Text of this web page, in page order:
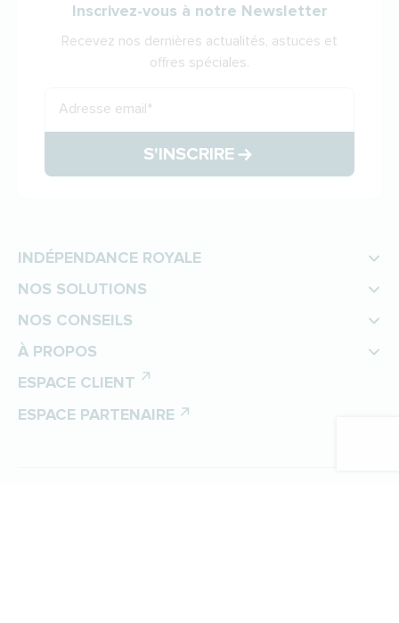
Inscrivez-vous à notre Newsletter
Recevez nos dernières actualités, astuces et
offres spéciales.
Adresse email*
S'INSCRIRE
INDÉPENDANCE ROYALE
NOS SOLUTIONS
NOS CONSEILS
À PROPOS
ESPACE CLIENT
ESPACE PARTENAIRE